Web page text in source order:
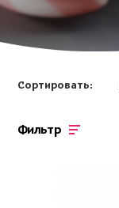
Фильтр
Сортировать: